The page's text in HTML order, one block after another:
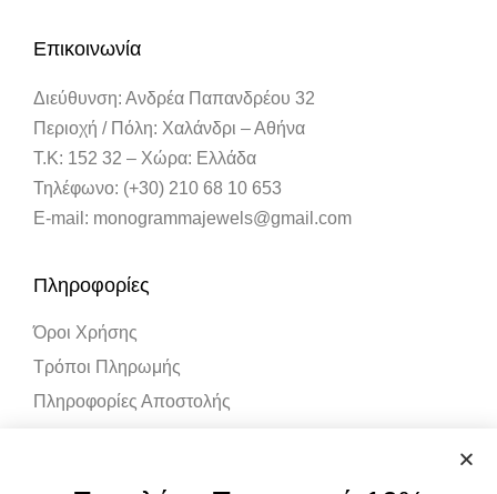
Επικοινωνία
Διεύθυνση: Ανδρέα Παπανδρέου 32
Περιοχή / Πόλη: Χαλάνδρι – Αθήνα
Τ.Κ: 152 32 – Χώρα: Ελλάδα
Τηλέφωνο: (+30) 210 68 10 653
E-mail: monogrammajewels@gmail.com
Πληροφορίες
Όροι Χρήσης
Τρόποι Πληρωμής
Πληροφορίες Αποστολής